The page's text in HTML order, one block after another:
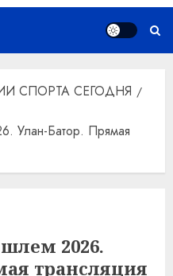
СПОРТА СЕГОДНЯ
Улан-Батор. Прямая
2026.
трансляция